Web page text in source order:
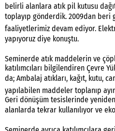
belirli alanlara atık pil kutusu
toplayıp gönderdik. 2009dan
faaliyetlerimiz devam ediyor.
yapıyoruz diye konuştu.
Seminerde atık maddelerin ve
katılımcıları bilgilendiren Çevre
da; Ambalaj atıkları, kağıt, kutu,
yapılabilen maddeler toplanıp
Geri dönüşüm tesislerinde
alanlarda tekrar kullanılıyor ve